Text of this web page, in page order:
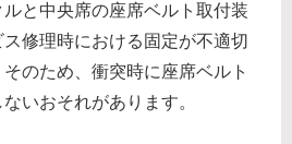
と中央席の座席ベルト取付装
修理時における固定が不適切
のため、衝突時に座席ベルト
いおそれがあります。